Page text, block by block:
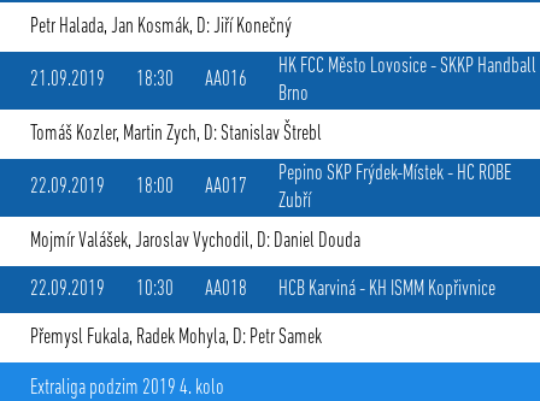
Petr Halada, Jan Kosmák, D: Jiří Konečný
21.09.2019 18:30 AA016
HK FCC Město Lovosice-SKKP Handball
Brno
Tomáš Kozler, Martin Zych, D: Stanislav Štrebl
22.09.2019 18:00 AA017
Pepino SKP Frýdek-Místek- HC ROBE
Zubří
Mojmír Valášek, Jaroslav Vychodil, D: Daniel Douda
22.09.2019 10:30 AA018 HCB Karviná- KH ISMM Kopřivnice
Přemysl Fukala, Radek Mohyla, D: Petr Samek
Extraliga podzim 2019 4. kolo